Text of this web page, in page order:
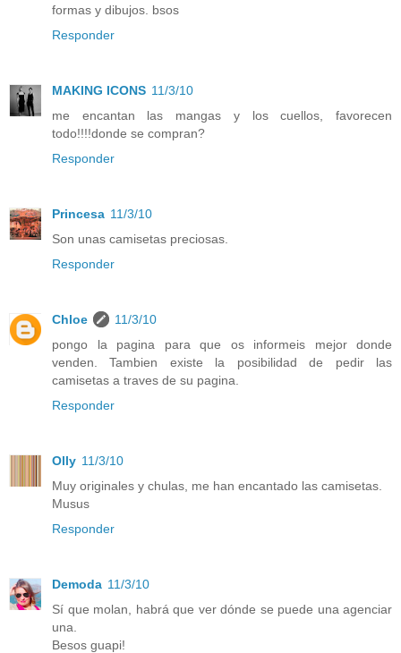
formas y dibujos. bsos
Responder
MAKING ICONS 11/3/10
me encantan las mangas y los cuellos, favorecen
todo!!!!donde se compran?
Responder
Princesa 11/3/10
Son unas camisetas preciosas.
Responder
Chloe
11/3/10
pongo la pagina para que os informeis mejor donde
venden. Tambien existe la posibilidad de pedir las
camisetas a traves de su pagina.
Responder
Olly 11/3/10
Muy originales y chulas, me han encantado las camisetas.
Musus
Responder
Demoda 11/3/10
Sí que molan, habrá que ver dónde se puede una agenciar
una.
Besos guapi!